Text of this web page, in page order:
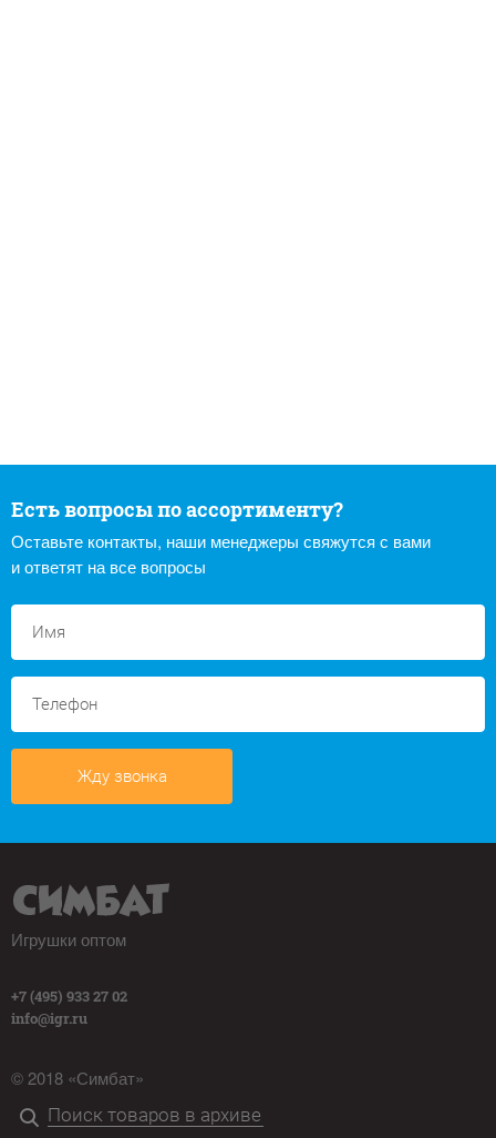
Есть вопросы по ассортименту?
Оставьте контакты, наши менеджеры свяжутся с вами
и ответят на все вопросы
Жду звонка
Игрушки оптом
+7 (495) 933 27 02
info@igr.ru
© 2018 «Симбат»